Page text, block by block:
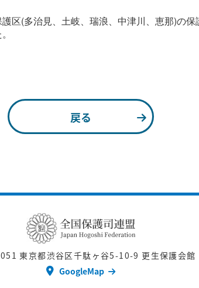
区(多治見、土岐、瑞浪、中津川、恵那)の
戻る
東京都渋谷区千駄ヶ谷5-10-9 更生保護会館
GoogleMap